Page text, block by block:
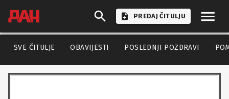
PREDAJ ČITULJU
SVE ČITULJE OBAVIJESTI POSLEDNJI POZDRAVI